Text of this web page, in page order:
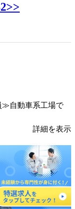
≫自動車系工場で
詳細を表示